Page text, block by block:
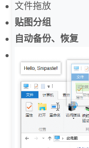
文件拖放
贴图分组
自动备份、恢复